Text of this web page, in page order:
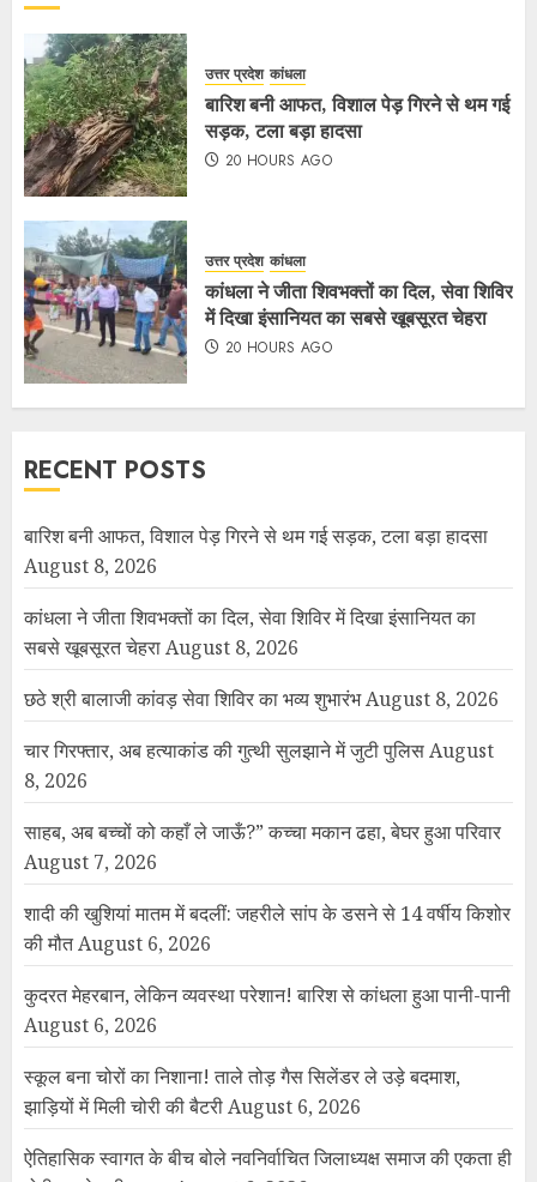
उत्तर प्रदेश कांधला
बारिश बनी आफत, विशाल पेड़ गिरने से थम गई
सड़क, टला बड़ा हादसा
20 HOURS AGO
उत्तर प्रदेश कांधला
कांधला ने जीता शिवभक्तों का दिल, सेवा शिविर
में दिखा इंसानियत का सबसे खूबसूरत चेहरा
20 HOURS AGO
RECENT POSTS
बारिश बनी आफत, विशाल पेड़ गिरने से थम गई सड़क, टला बड़ा हादसा
August 8, 2026
कांधला ने जीता शिवभक्तों का दिल, सेवा शिविर में दिखा इंसानियत का
सबसे खूबसूरत चेहराAugust 8, 2026
छठे श्री बालाजी कांवड़ सेवा शिविर का भव्य शुभारंभAugust 8, 2026
चार गिरफ्तार, अब हत्याकांड की गुत्थी सुलझाने में जुटी पुलिसAugust
8, 2026
साहब, अब बच्चों को कहाँ ले जाऊँ?” कच्चा मकान ढहा, बेघर हुआ परिवार
August 7, 2026
शादी की खुशियां मातम में बदलीं: जहरीले सांप के डसने से 14 वर्षीय किशोर
की मौतAugust 6, 2026
कुदरत मेहरबान, लेकिन व्यवस्था परेशान! बारिश से कांधला हुआ पानी-पानी
August 6, 2026
स्कूल बना चोरों का निशाना! ताले तोड़ गैस सिलेंडर ले उड़े बदमाश,
झाड़ियों में मिली चोरी की बैटरीAugust 6, 2026
ऐतिहासिक स्वागत के बीच बोले नवनिर्वाचित जिलाध्यक्ष समाज की एकता ही